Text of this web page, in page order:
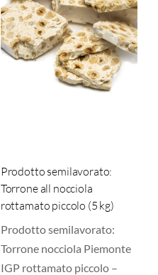
Prodotto semilavorato:
Torrone all nocciola
rottamato piccolo (5 kg)
Prodotto semilavorato:
Torrone nocciola Piemonte
IGP rottamato piccolo –